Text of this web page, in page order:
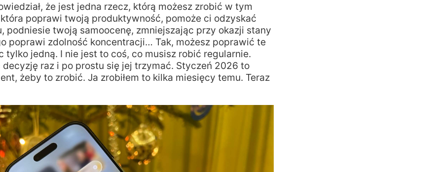
że jest jedna rzecz, którą możesz zrobić w tym
poprawi twoją produktywność, pomoże ci odzyskać
podniesie twoją samoocenę, zmniejszając przy okazji stany
poprawi zdolność koncentracji… Tak, możesz poprawić te
tylko jedną. I nie jest to coś, co musisz robić regularnie.
decyzję raz i po prostu się jej trzymać. Styczeń 2026 to
żeby to zrobić. Ja zrobiłem to kilka miesięcy temu. Teraz